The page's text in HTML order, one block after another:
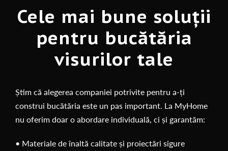
Cele mai bune soluții
pentru bucătăria
visurilor tale
Știm că alegerea companiei potrivite pentru a-ți
construi bucătăria este un pas important. La MyHome
nu oferim doar o abordare individuală, ci și garantăm:
• Materiale de înaltă calitate și proiectări sigure